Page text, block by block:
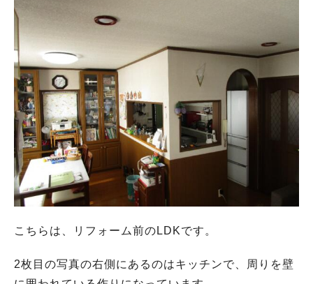
こちらは、リフォーム前のLDKです。
2枚目の写真の右側にあるのはキッチンで、周りを壁